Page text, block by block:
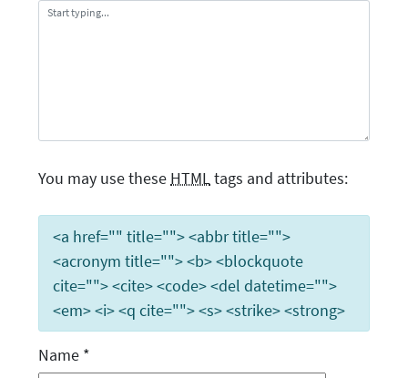
You may use these HTML tags and attributes:
<a href="" title=""> <abbr title="">
<acronym title=""> <b> <blockquote
cite=""> <cite> <code> <del datetime="">
<em> <i> <q cite=""> <s> <strike> <strong>
Name *